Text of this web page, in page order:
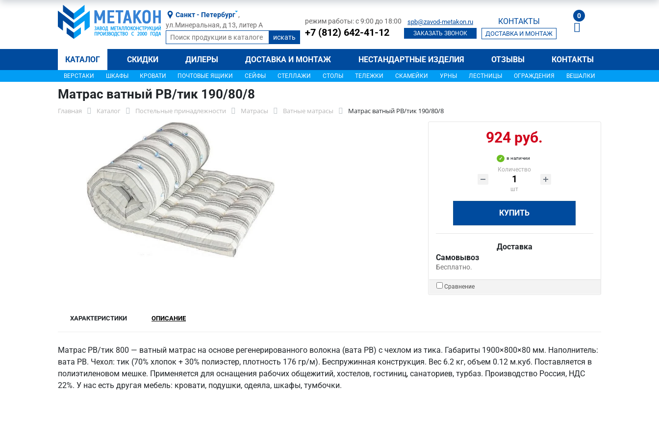
Санкт - Петербург ,
ул.Минеральная, д 13, литер А
режим работы: с 9:00 до 18:00
+7 (812) 642-41-12
spb@zavod-metakon.ru
ЗАКАЗАТЬ ЗВОНОК
КОНТАКТЫ
ДОСТАВКА И МОНТАЖ
0
КАТАЛОГ СКИДКИ ДИЛЕРЫ ДОСТАВКА И МОНТАЖ НЕСТАНДАРТНЫЕ ИЗДЕЛИЯ ОТЗЫВЫ КОНТАКТЫ
ВЕРСТАКИ ШКАФЫ КРОВАТИ ПОЧТОВЫЕ ЯЩИКИ СЕЙФЫ СТЕЛЛАЖИ СТОЛЫ ТЕЛЕЖКИ СКАМЕЙКИ УРНЫ ЛЕСТНИЦЫ ОГРАЖДЕНИЯ ВЕШАЛКИ
Матрас ватный РВ/тик 190/80/8
Главная Каталог Постельные принадлежности Матрасы Ватные матрасы Матрас ватный РВ/тик 190/80/8
924 руб.
в наличии
Количество
шт
КУПИТЬ
Доставка
Самовывоз
Бесплатно.
Сравнение
ХАРАКТЕРИСТИКИ ОПИСАНИЕ
Матрас РВ/тик 800 — ватный матрас на основе регенерированного волокна (вата РВ) с чехлом из тика. Габариты 1900×800×80 мм. Наполнитель:
вата РВ. Чехол: тик (70% хлопок + 30% полиэстер, плотность 176 гр/м). Беспружинная конструкция. Вес 6.2 кг, объем 0.12 м.куб. Поставляется в
полиэтиленовом мешке. Применяется для оснащения рабочих общежитий, хостелов, гостиниц, санаториев, турбаз. Производство Россия, НДС
22%. У нас есть другая мебель: кровати, подушки, одеяла, шкафы, тумбочки.